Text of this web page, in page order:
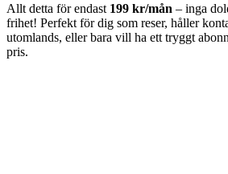
Allt detta för endast 199 kr/mån – inga
frihet! Perfekt för dig som reser, håller
utomlands, eller bara vill ha ett tryggt
pris.